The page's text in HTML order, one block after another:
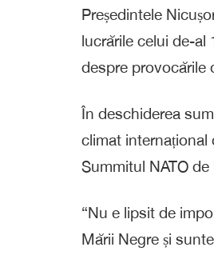
Președintele
lucrările celui de-al
despre provocările
În deschiderea
climat internațional
Summitul NATO de
“Nu e lipsit de
Mării Negre și